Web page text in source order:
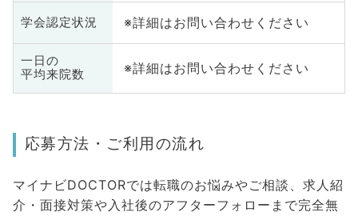
学会認定状況 ※詳細はお問い合わせください
一日の
平均来院数
※詳細はお問い合わせください
応募方法・ご利用の流れ
マイナビDOCTORでは転職のお悩みやご相談、求人紹
介・面接対策や入社後のアフターフォローまで完全無